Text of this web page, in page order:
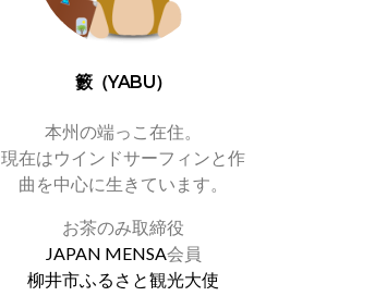
籔（YABU）
本州の端っこ在住。
現在はウインドサーフィンと作
曲を中心に生きています。
お茶のみ取締役
JAPAN MENSA会員
柳井市ふるさと観光大使